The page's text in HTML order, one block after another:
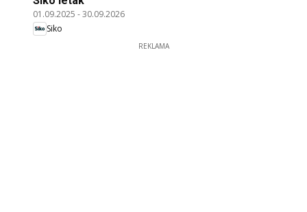
01.09.2025 -30.09.2026
Siko
REKLAMA